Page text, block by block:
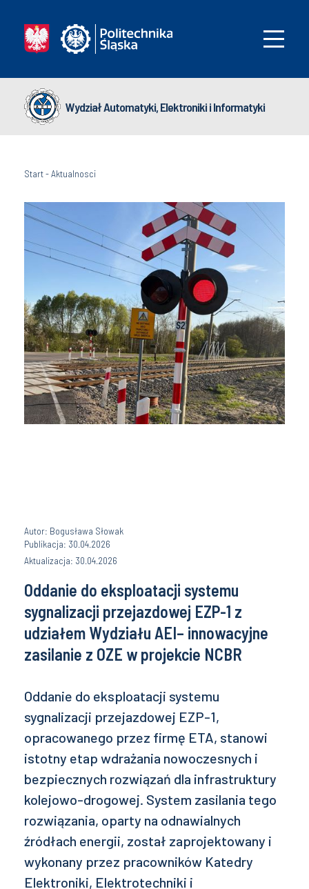
Wydział Automatyki, Elektroniki i Informatyki
Start-Aktualnosci
Autor: Bogusława Słowak
Publikacja: 30.04.2026
Aktualizacja: 30.04.2026
Oddanie do eksploatacji systemu
sygnalizacji przejazdowej EZP-1 z
udziałem Wydziału AEI– innowacyjne
zasilanie z OZE w projekcie NCBR
Oddanie do eksploatacji systemu
sygnalizacji przejazdowej EZP-1,
opracowanego przez firmę ETA, stanowi
istotny etap wdrażania nowoczesnych i
bezpiecznych rozwiązań dla infrastruktury
kolejowo-drogowej. System zasilania tego
rozwiązania, oparty na odnawialnych
źródłach energii, został zaprojektowany i
wykonany przez pracowników Katedry
Elektroniki, Elektrotechniki i